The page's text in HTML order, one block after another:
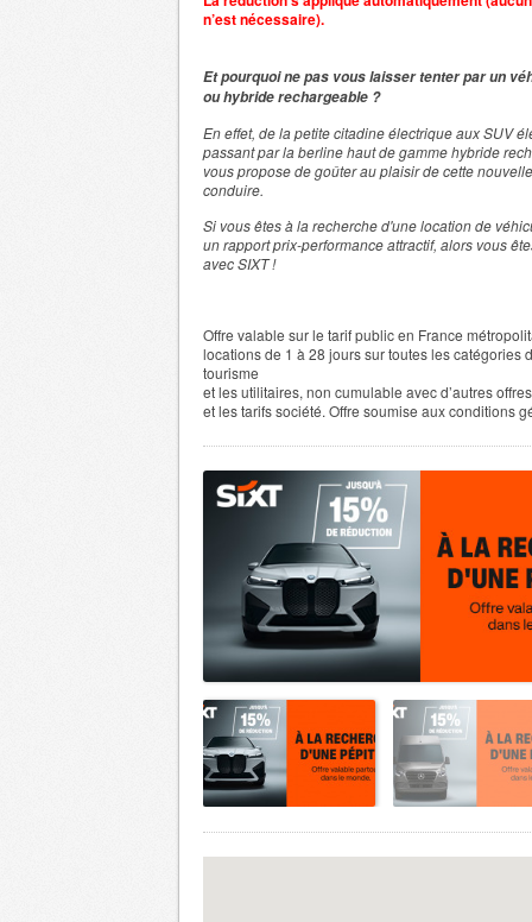
n’est nécessaire).
Et pourquoi ne pas vous laisser tenter par un
ou hybride rechargeable ?
En effet, de la petite citadine électrique aux SUV
passant par la berline haut de gamme hybride
vous propose de goûter au plaisir de cette
conduire.
Si vous êtes à la recherche d'une location de
un rapport prix-performance attractif, alors vous
avec SIXT !
Offre valable sur le tarif public en France
locations de 1 à 28 jours sur toutes les catégories
tourisme
et les utilitaires, non cumulable avec d’autres
et les tarifs société. Offre soumise aux conditions